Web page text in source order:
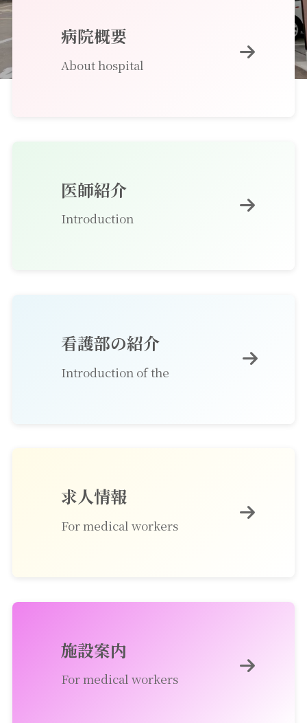
病院概要
About hospital
医師紹介
Introduction
看護部の紹介
Introduction of the
求人情報
For medical workers
施設案内
For medical workers